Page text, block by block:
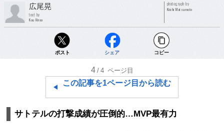
広尾晃
text by
Kou Hiroo
photograph by
Kiichi Matsumoto
ポスト シェア コピー
4 /4 ページ目
この記事を1ページ目から読む
サトテルの打撃成績が圧倒的…MVP最有力